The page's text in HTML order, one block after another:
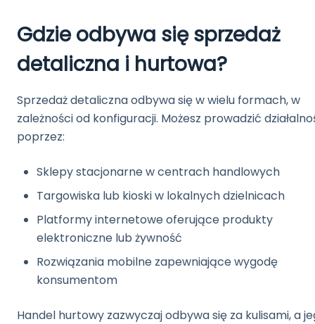
Gdzie odbywa się sprzedaż
detaliczna i hurtowa?
Sprzedaż detaliczna odbywa się w wielu formach, w
zależności od konfiguracji. Możesz prowadzić
poprzez:
Sklepy stacjonarne w centrach handlowych
Targowiska lub kioski w lokalnych dzielnicach
Platformy internetowe oferujące produkty
elektroniczne lub żywność
Rozwiązania mobilne zapewniające wygodę
konsumentom
Handel hurtowy zazwyczaj odbywa się za kulisami, a